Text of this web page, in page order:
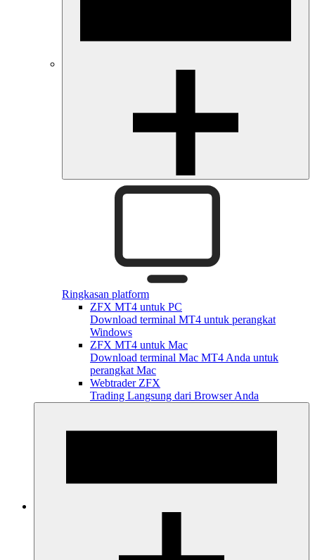
Ringkasan platform
ZFX MT4 untuk PC
Download terminal MT4 untuk perangkat
Windows
ZFX MT4 untuk Mac
Download terminal Mac MT4 Anda untuk
perangkat Mac
Webtrader ZFX
Trading Langsung dari Browser Anda